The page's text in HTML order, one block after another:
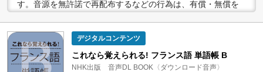
す。音源を無許諾で再配布するなどの行為は、有償・無償を
●配信の方法やコンテンツの中身については、事前の告知なく
変更する場合がありますので、あらかじめご了承ください。
デジタルコンテンツ
これなら覚えられる! フランス語 単語帳 B
NHK出版 音声DL BOOK〈ダウンロード音声〉